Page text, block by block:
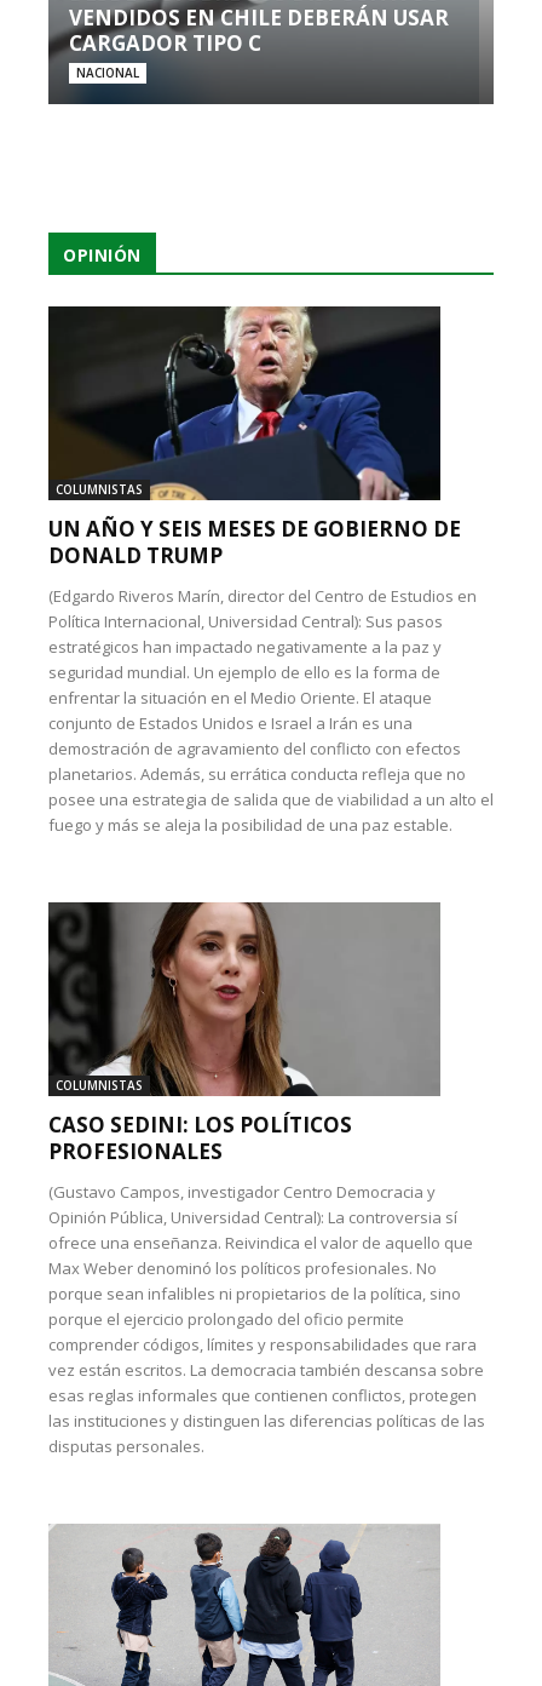
VENDIDOS EN CHILE DEBERÁN USAR
CARGADOR TIPO C
NACIONAL
OPINIÓN
COLUMNISTAS
UN AÑO Y SEIS MESES DE GOBIERNO DE
DONALD TRUMP
(Edgardo Riveros Marín, director del Centro de Estudios en
Política Internacional, Universidad Central): Sus pasos
estratégicos han impactado negativamente a la paz y
seguridad mundial. Un ejemplo de ello es la forma de
enfrentar la situación en el Medio Oriente. El ataque
conjunto de Estados Unidos e Israel a Irán es una
demostración de agravamiento del conflicto con efectos
planetarios. Además, su errática conducta refleja que no
posee una estrategia de salida que de viabilidad a un alto el
fuego y más se aleja la posibilidad de una paz estable.
COLUMNISTAS
CASO SEDINI: LOS POLÍTICOS
PROFESIONALES
(Gustavo Campos, investigador Centro Democracia y
Opinión Pública, Universidad Central): La controversia sí
ofrece una enseñanza. Reivindica el valor de aquello que
Max Weber denominó los políticos profesionales. No
porque sean infalibles ni propietarios de la política, sino
porque el ejercicio prolongado del oficio permite
comprender códigos, límites y responsabilidades que rara
vez están escritos. La democracia también descansa sobre
esas reglas informales que contienen conflictos, protegen
las instituciones y distinguen las diferencias políticas de las
disputas personales.